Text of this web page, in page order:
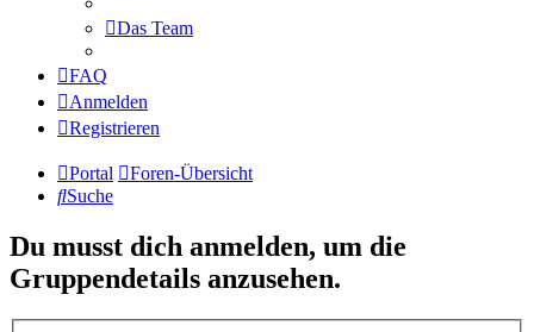
Das Team
FAQ
Anmelden
Registrieren
Portal
Foren-Übersicht
Suche
Du musst dich anmelden, um die
Gruppendetails anzusehen.